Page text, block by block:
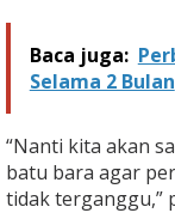
a
n
c
A
m
b
Baca juga:
Selama 2 Bulan
“Nanti kita akan
batu bara agar
tidak terganggu,”